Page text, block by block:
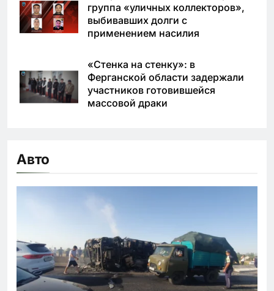
группа «уличных коллекторов»,
выбивавших долги с
применением насилия
«Стенка на стенку»: в
Ферганской области задержали
участников готовившейся
массовой драки
Авто